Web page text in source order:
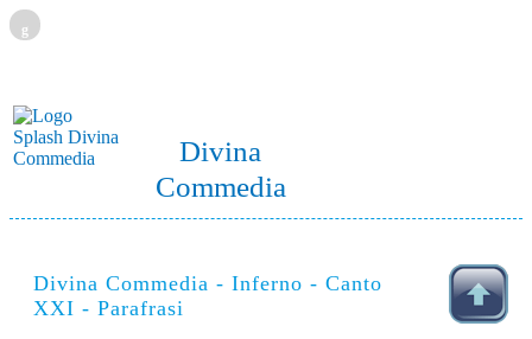
g
Divina
Commedia
Divina Commedia - Inferno - Canto
XXI - Parafrasi